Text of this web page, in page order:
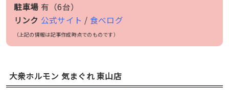
駐車場 有（6台）
リンク 公式サイト / 食べログ
（上記の情報は記事作成時点でのものです）
大衆ホルモン 気まぐれ 東山店